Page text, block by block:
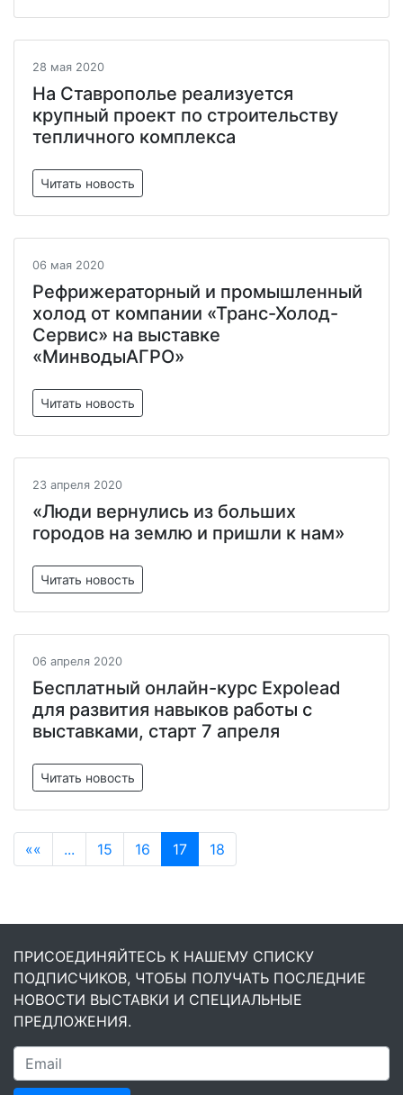
28 мая 2020
На Ставрополье реализуется
крупный проект по строительству
тепличного комплекса
Читать новость
06 мая 2020
Рефрижераторный и промышленный
холод от компании «Транс-Холод-
Сервис» на выставке
«МинводыАГРО»
Читать новость
23 апреля 2020
«Люди вернулись из больших
городов на землю и пришли к нам»
Читать новость
06 апреля 2020
Бесплатный онлайн-курс Expolead
для развития навыков работы с
выставками, старт 7 апреля
Читать новость
«« ... 15 16 17 18
ПРИСОЕДИНЯЙТЕСЬ К НАШЕМУ СПИСКУ
ПОДПИСЧИКОВ, ЧТОБЫ ПОЛУЧАТЬ ПОСЛЕДНИЕ
НОВОСТИ ВЫСТАВКИ И СПЕЦИАЛЬНЫЕ
ПРЕДЛОЖЕНИЯ.